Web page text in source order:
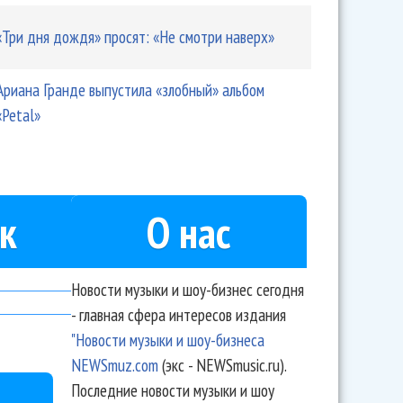
дня дождя» просят: «Не смотри наверх»
Гранде выпустила «злобный» альбом
О нас
Новости музыки и шоу-бизнес сегодня
- главная сфера интересов издания
"Новости музыки и шоу-бизнеса
NEWSmuz.com(экс - NEWSmusic.ru).
Последние новости музыки и шоу